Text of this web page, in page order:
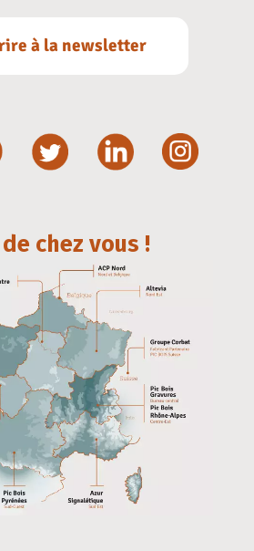
à la newsletter
chez vous !